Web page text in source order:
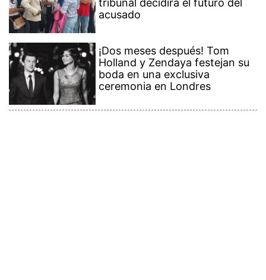
tribunal decidirá el futuro del
acusado
¡Dos meses después! Tom
Holland y Zendaya festejan su
boda en una exclusiva
ceremonia en Londres